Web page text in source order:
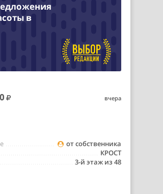
в
вчера
от собственника
КРОСТ
3-й этаж из 48